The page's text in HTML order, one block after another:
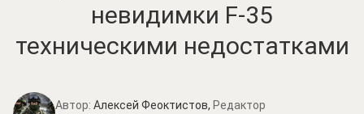
невидимки F-35
техническими недостатками
Автор: Алексей Феоктистов, Редактор